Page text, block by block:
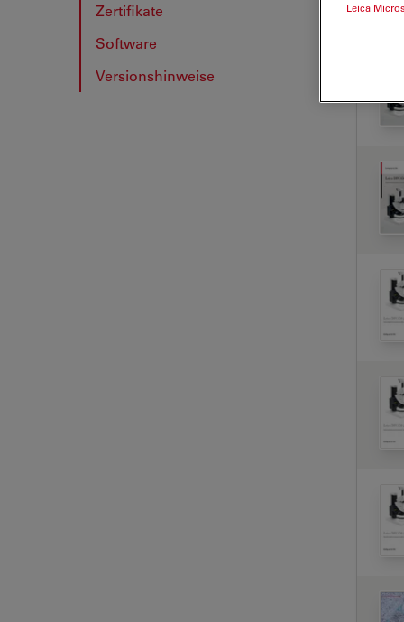
Zertifikate
Software
Versionshinweise
Leica